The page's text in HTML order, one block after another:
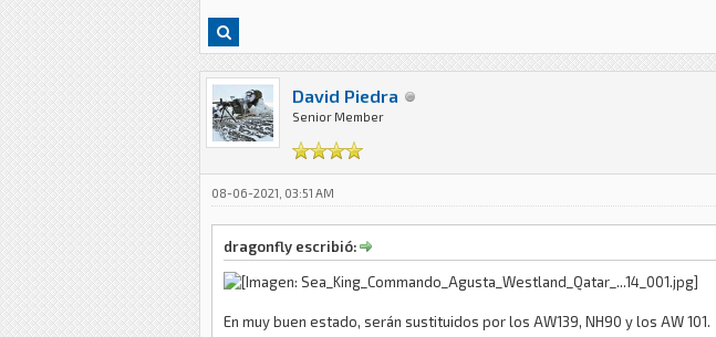
David Piedra
Senior Member
08-06-2021, 03:51 AM
dragonfly escribió:
En muy buen estado, serán sustituidos por los AW139, NH90 y los AW 101.